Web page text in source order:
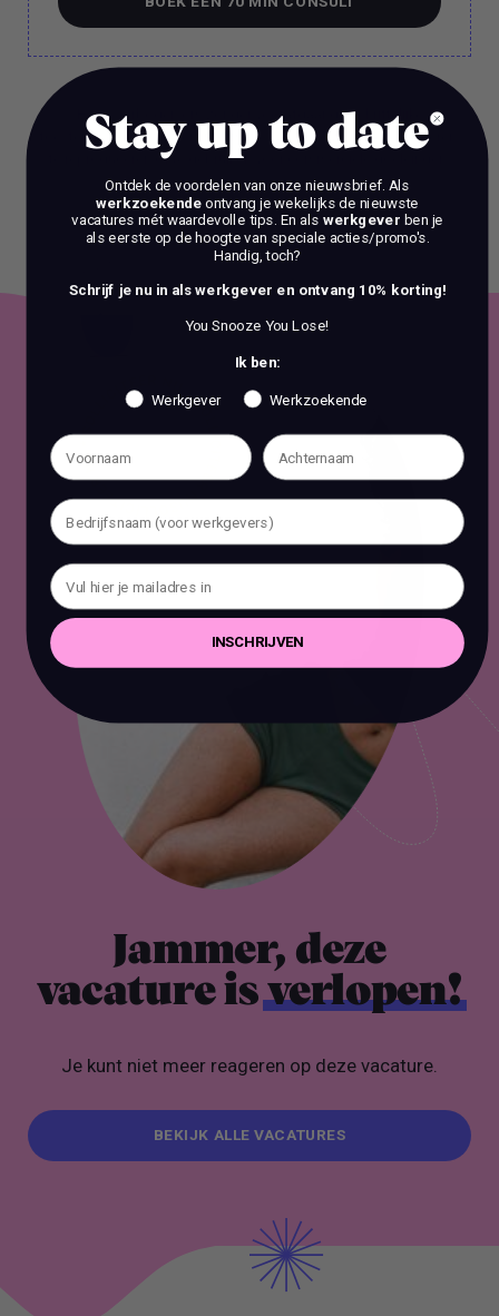
BOEK EEN 70 MIN CONSULT
Het is verboden om zonder voorafgaande schriftelijke
toestemming content en informatie van deze website te kopiëren,
te reproduceren of te gebruiken voor commerciële doeleinden.
Jammer, deze
vacature isverlopen!
Je kunt niet meer reageren op deze vacature.
BEKIJK ALLE VACATURES
Stay up to date
Ontdek de voordelen van onze nieuwsbrief. Als
werkzoekendeontvang je wekelijks de nieuwste
vacatures mét waardevolle tips. En als werkgever ben je
als eerste op de hoogte van speciale acties/promo's.
Handig, toch?
Schrijf je nu in als werkgever en ontvang 10% korting!
You Snooze You Lose!
Ik ben:
Werkgever Werkzoekende
INSCHRIJVEN